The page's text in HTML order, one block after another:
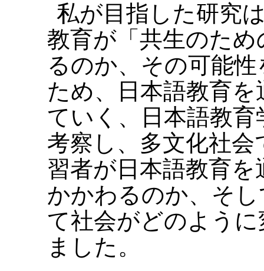
私が目指した研究
教育が「共生のた
るのか、その可能
ため、日本語教育
ていく、日本語教
考察し、多文化社
習者が日本語教育
かかわるのか、そ
て社会がどのよう
ました。